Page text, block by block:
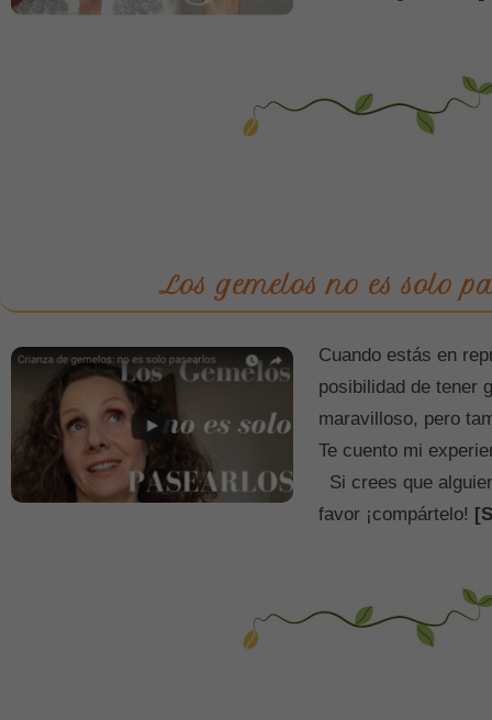
Los gemelos no es solo
Cuando estás en
posibilidad de tener
maravilloso, pero
Te cuento mi
Si crees que
favor ¡compártelo!